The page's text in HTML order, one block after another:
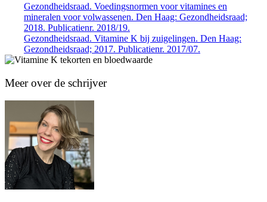
Gezondheidsraad. Voedingsnormen voor vitamines en
mineralen voor volwassenen. Den Haag: Gezondheidsraad;
2018. Publicatienr. 2018/19.
Gezondheidsraad. Vitamine K bij zuigelingen. Den Haag:
Gezondheidsraad; 2017. Publicatienr. 2017/07.
Meer over de schrijver